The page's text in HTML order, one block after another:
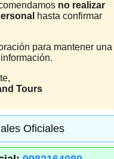
no realizar
hasta confirmar
para mantener una
Tours
Oficiales